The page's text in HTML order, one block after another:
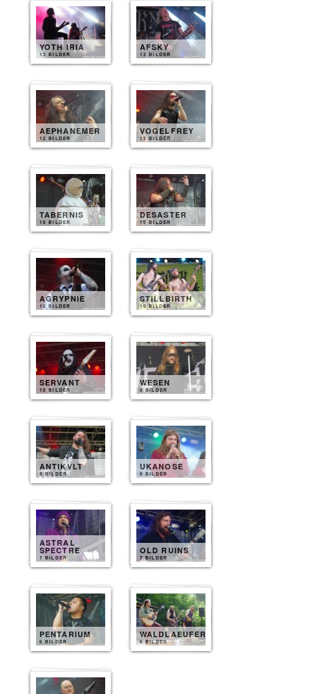
YOTH IRIA
13 BILDER
AFSKY
13 BILDER
AEPHANEMER
12 BILDER
VOGELFREY
12 BILDER
TABERNIS
10 BILDER
DESASTER
10 BILDER
AGRYPNIE
10 BILDER
STILLBIRTH
10 BILDER
SERVANT
10 BILDER
WESEN
8 BILDER
ANTIKVLT
8 BILDER
UKANOSE
8 BILDER
ASTRAL
SPECTRE
7 BILDER
OLD RUINS
7 BILDER
PENTARIUM
6 BILDER
WALDLAEUFER
6 BILDER